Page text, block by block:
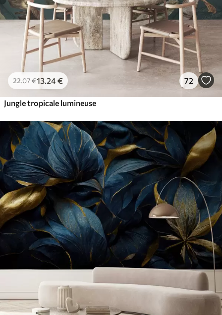
22.07€13 .24€ 72
Jungle tropicale lumineuse